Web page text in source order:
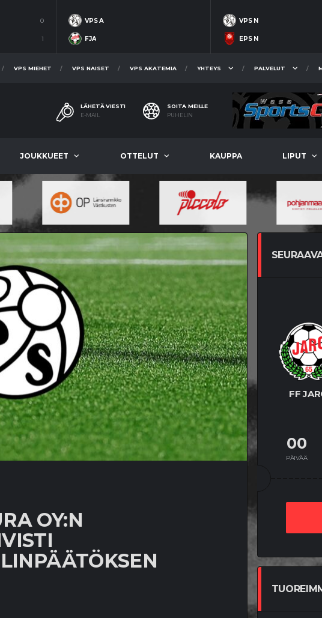
0
1
VPS A
FJA
VPS N
EPS N
VPS MIEHET VPS NAISET VPS AKATEMIA YHTEYS PALVELUT
LÄHETÄ VIESTI
E-MAIL
SOITA MEILLE
PUHELIN
JOUKKUEET OTTELUT KAUPPA LIPUT
OY:N
FF
00
PÄIVÄÄ